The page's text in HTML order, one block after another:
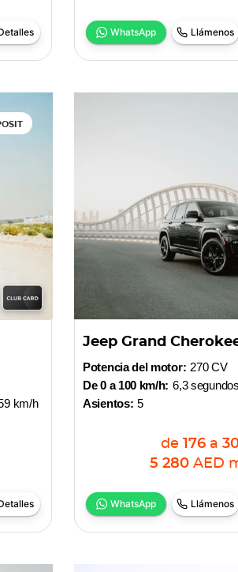
WhatsApp Llámenos
km/h
Jeep Grand
Potencia del motor: 270 CV
De 0 a 100 km/h: 6,3 segundos
Asientos: 5
de 176 a
5 280 AED
WhatsApp Llámenos